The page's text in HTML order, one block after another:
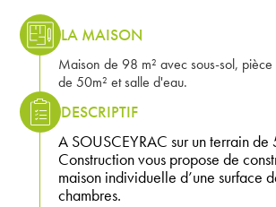
LA MAISON
Maison de 98 m² avec sous-sol,
de 50m² et salle d'eau.
DESCRIPTIF
A SOUSCEYRAC sur un terrain
Construction vous propose de
maison individuelle d’une surface
chambres.